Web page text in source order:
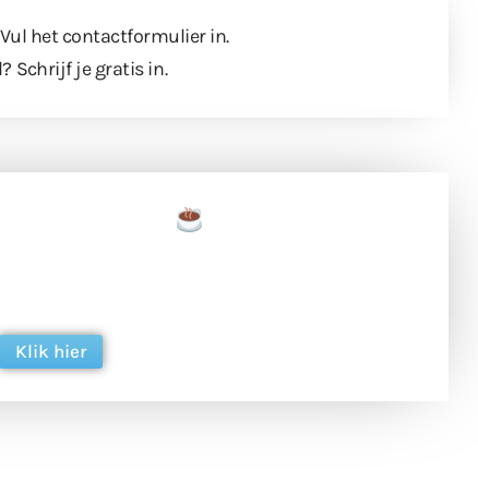
het contactformulierin.
Schrijf je gratis in.
Klik hier